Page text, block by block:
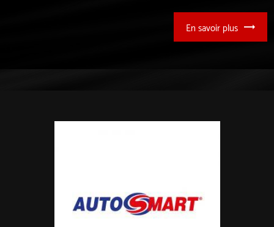
En savoir plus